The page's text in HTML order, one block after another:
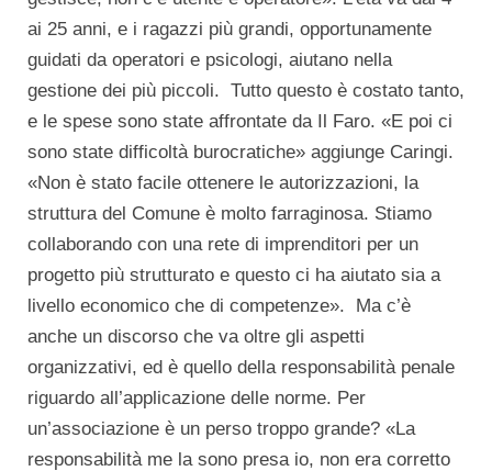
ai 25 anni, e i ragazzi più grandi, opportunamente
guidati da operatori e psicologi, aiutano nella
gestione dei più piccoli. Tutto questo è costato tanto,
e le spese sono state affrontate da Il Faro. «E poi ci
sono state difficoltà burocratiche» aggiunge Caringi.
«Non è stato facile ottenere le autorizzazioni, la
struttura del Comune è molto farraginosa. Stiamo
collaborando con una rete di imprenditori per un
progetto più strutturato e questo ci ha aiutato sia a
livello economico che di competenze». Ma c’è
anche un discorso che va oltre gli aspetti
organizzativi, ed è quello della responsabilità penale
riguardo all’applicazione delle norme. Per
un’associazione è un perso troppo grande? «La
responsabilità me la sono presa io, non era corretto